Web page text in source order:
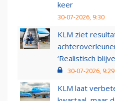
keer
30-07-2026, 9:30
KLM ziet
‘Realistisch
30-07-2026, 9:29
KLM laat